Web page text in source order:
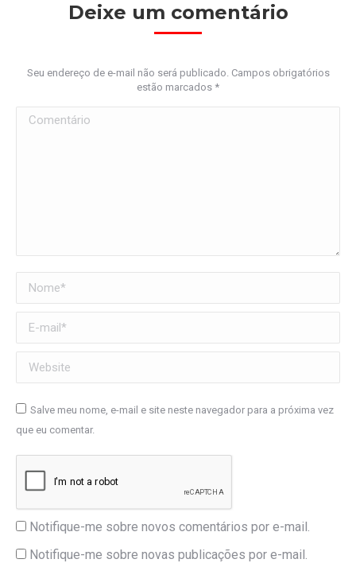
Deixe um comentário
Seu endereço de e-mail não será publicado. Campos obrigatórios
estão marcados *
Comentário
Nome *
E-mail *
Website
Salve meu nome, e-mail e site neste navegador para a próxima vez
que eu comentar.
Notifique-me sobre novos comentários por e-mail.
Notifique-me sobre novas publicações por e-mail.